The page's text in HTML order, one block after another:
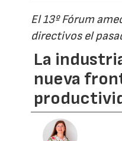
El 13º Fórum
directivos el
La
nueva